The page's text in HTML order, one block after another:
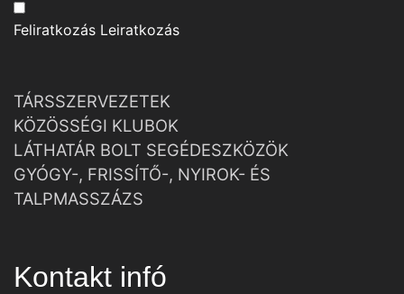
Feliratkozás Leiratkozás
TÁRSSZERVEZETEK
KÖZÖSSÉGI KLUBOK
LÁTHATÁR BOLT SEGÉDESZKÖZÖK
GYÓGY-, FRISSÍTŐ-, NYIROK- ÉS
TALPMASSZÁZS
Kontakt infó